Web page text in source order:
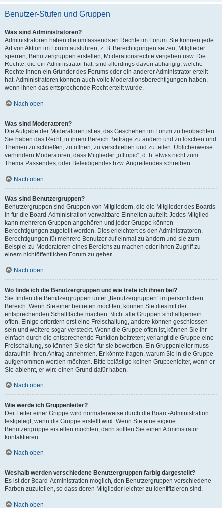
Benutzer-Stufen und Gruppen
Was sind Administratoren?
Administratoren haben die umfassendsten Rechte im Forum. Sie können jede
Art von Aktion im Forum ausführen; z. B. Berechtigungen setzen, Mitglieder
sperren, Benutzergruppen erstellen, Moderationsrechte vergeben usw. Die
Rechte, die ein Administrator hat, sind allerdings davon abhängig, welche
Rechte ihnen ein Gründer des Forums oder ein anderer Administrator erteilt
hat. Administratoren können auch volle Moderationsberechtigungen haben,
wenn ihnen das entsprechende Recht erteilt wurde.
Nach oben
Was sind Moderatoren?
Die Aufgabe der Moderatoren ist es, das Geschehen im Forum zu beobachten.
Sie haben das Recht, in ihrem Bereich Beiträge zu ändern und zu löschen und
Themen zu schließen, zu öffnen, zu verschieben und zu teilen. Üblicherweise
verhindern Moderatoren, dass Mitglieder „offtopic“, d. h. etwas nicht zum
Thema Passendes, oder Beleidigendes bzw. Angreifendes schreiben.
Nach oben
Was sind Benutzergruppen?
Benutzergruppen sind Gruppen von Mitgliedern, die die Mitglieder des Boards
in für die Board-Administration verwaltbare Einheiten aufteilt. Jedes Mitglied
kann mehreren Gruppen angehören und jeder Gruppe können
Berechtigungen zugeteilt werden. Dies erleichtert es den Administratoren,
Berechtigungen für mehrere Benutzer auf einmal zu ändern und sie zum
Beispiel zu Moderatoren eines Bereichs zu machen oder ihnen Zugriff zu
einem nichtöffentlichen Forum zu geben.
Nach oben
Wo finde ich die Benutzergruppen und wie trete ich ihnen bei?
Sie finden die Benutzergruppen unter „Benutzergruppen“ im persönlichen
Bereich. Wenn Sie einer beitreten möchten, können Sie dies mit der
entsprechenden Schaltfläche machen. Nicht alle Gruppen sind allgemein
offen. Einige erfordern erst eine Freischaltung, andere können geschlossen
sein und weitere sogar versteckt. Wenn die Gruppe offen ist, können Sie ihr
einfach durch die entsprechende Funktion beitreten; verlangt die Gruppe eine
Freischaltung, so können Sie sich für sie bewerben. Ein Gruppenleiter muss
daraufhin Ihren Antrag annehmen. Er könnte fragen, warum Sie in die Gruppe
aufgenommen werden möchten. Bitte belästige keinen Gruppenleiter, wenn er
Sie ablehnt, er wird einen Grund dafür haben.
Nach oben
Wie werde ich Gruppenleiter?
Der Leiter einer Gruppe wird normalerweise durch die Board-Administration
festgelegt, wenn die Gruppe erstellt wird. Wenn Sie eine eigene
Benutzergruppe erstellen möchten, dann sollten Sie einen Administrator
kontaktieren.
Nach oben
Weshalb werden verschiedene Benutzergruppen farbig dargestellt?
Es ist der Board-Administration möglich, den Benutzergruppen verschiedene
Farben zuzuteilen, so dass deren Mitglieder leichter zu identifizieren sind.
Nach oben